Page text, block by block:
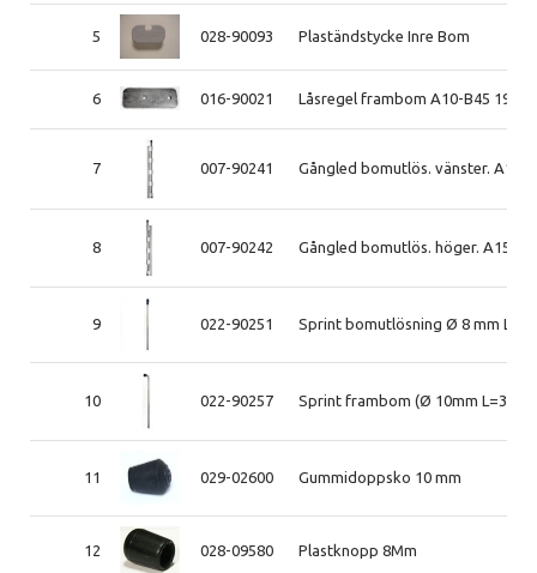
5 028-90093 Plaständstycke Inre Bom
6 016-90021 Låsregel frambom A10-B45 1998-
7 007-90241 Gångled bomutlös. vänster. A15-
8 007-90242 Gångled bomutlös. höger. A15-
9 022-90251 Sprint bomutlösning Ø 8 mm
10 022-90257 Sprint frambom (Ø 10mm L=355
11 029-02600 Gummidoppsko 10 mm
12 028-09580 Plastknopp 8Mm